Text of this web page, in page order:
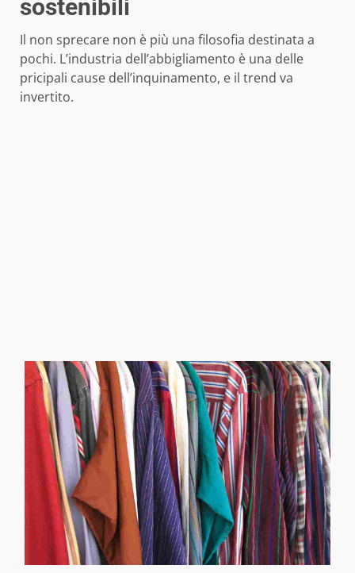
sostenibili
Il non sprecare non è più una filosofia destinata a
pochi. L’industria dell’abbigliamento è una delle
pricipali cause dell’inquinamento, e il trend va
invertito.